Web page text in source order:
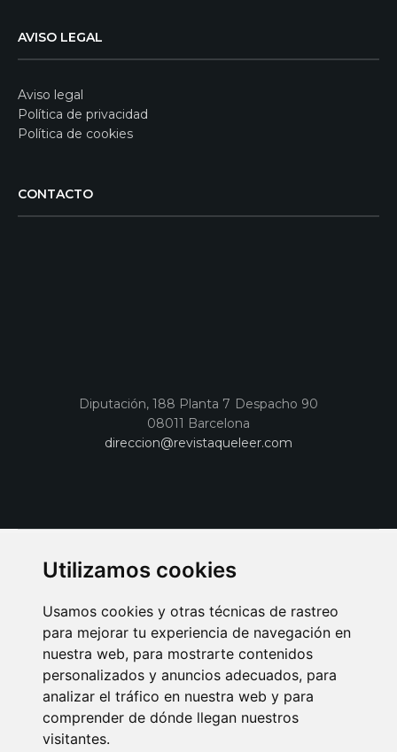
Utilizamos cookies
Usamos cookies y otras técnicas de rastreo
para mejorar tu experiencia de navegación en
nuestra web, para mostrarte contenidos
personalizados y anuncios adecuados, para
analizar el tráfico en nuestra web y para
comprender de dónde llegan nuestros
visitantes.
AVISO LEGAL
Aviso legal
Política de privacidad
Política de cookies
CONTACTO
Diputación, 188 Planta 7 Despacho 90
08011 Barcelona
direccion@revistaqueleer.com
AVISO LEGAL POLITICA DE COOKIES
POLITICA DE PRIVACIDAD
PUBLICIDAD EN LA REVISTA QUÉ LEER
SORTEO-PREESTRENOS
SUSCRIPCIONES